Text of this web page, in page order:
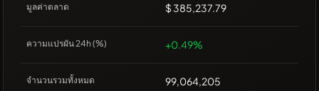
มูลค่าตลาด $ 385,237.79
ความแปรผัน 24h (%) +0.49%
จำนวนรวมทั้งหมด 99,064,205